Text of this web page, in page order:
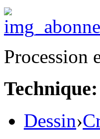
Procession
Technique:
Dessin›